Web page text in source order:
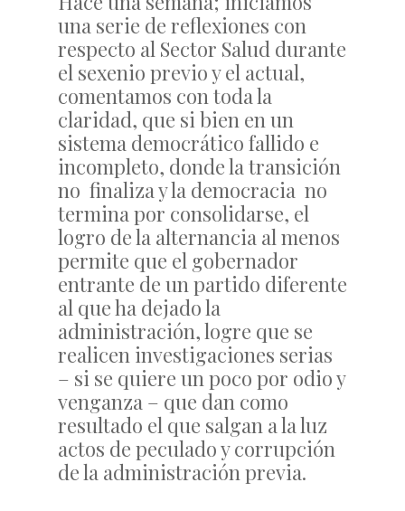
una serie de reflexiones con
respecto al Sector Salud durante
el sexenio previo y el actual,
comentamos con toda la
claridad, que si bien en un
sistema democrático fallido e
incompleto, donde la transición
no finaliza y la democracia no
termina por consolidarse, el
logro de la alternancia al menos
permite que el gobernador
entrante de un partido diferente
al que ha dejado la
administración, logre que se
realicen investigaciones serias
– si se quiere un poco por odio y
venganza – que dan como
resultado el que salgan a la luz
actos de peculado y corrupción
de la administración previa.